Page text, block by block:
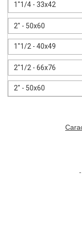
1"1/4 - 33x42
2" - 50x60
1"1/2 - 40x49
2"1/2 - 66x76
2" - 50x60